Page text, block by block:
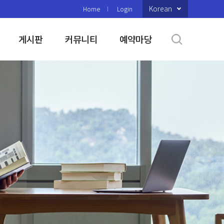
Home Login Korean
게시판 커뮤니티 예약마당